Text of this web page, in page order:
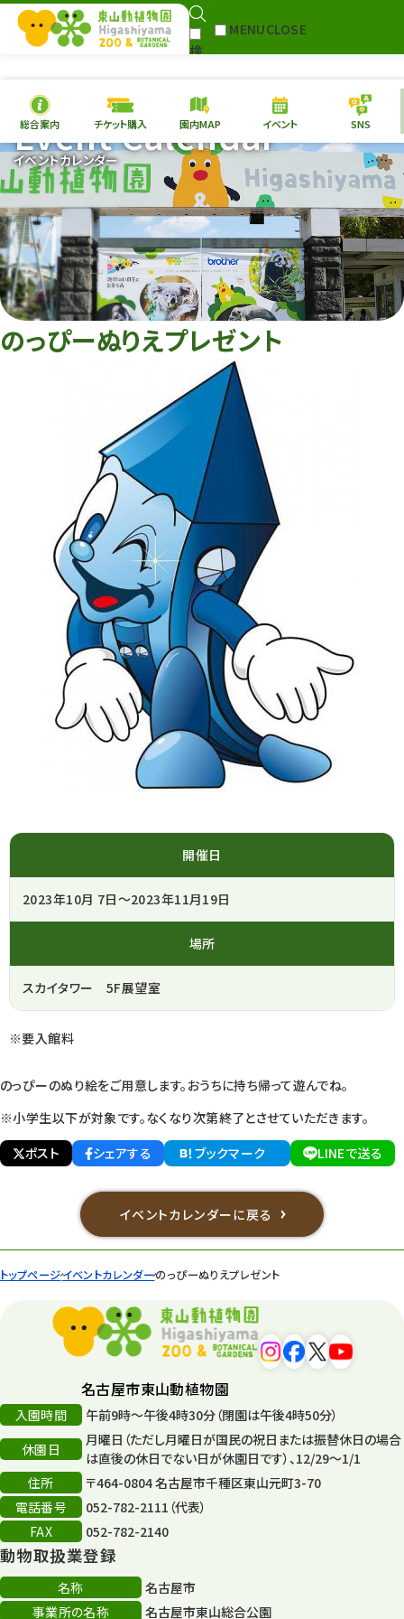
検
MENUCLOSE
本日の開園情報 チケ
園内MAP イベント
総合案内
動物園 植物園
再生プラン
東山動植物園
への支援
環境教育
サイトマップ
総合案内 チケット購入 園内MAP イベント SNS
イベントカレンダー
Event Calendar
トップページイベントカレンダーのっぴーぬりえプレゼント
のっぴーぬりえプレゼント
開催日
2023年10月 7日～2023年11月19日
場所
スカイタワー 5F展望室
※要入館料
のっぴーのぬり絵をご用意します。おうちに持ち帰って遊んでね。
※小学生以下が対象です。なくなり次第終了とさせていただきます。
ポスト
シェアする ブックマーク LINEで送る
イベントカレンダーに戻る
名古屋市東山動植物園
入園時間
午前9時～午後4時30分（閉園は午後4時50分）
休園日
月曜日（ただし月曜日が国民の祝日または振替休日の場合
は直後の休日でない日が休園日です）、12/29～1/1
住所
〒464-0804 名古屋市千種区東山元町3-70
電話番号
052-782-2111（代表）
FAX
052-782-2140
動物取扱業登録
名称
名古屋市
事業所の名称
名古屋市東山総合公園